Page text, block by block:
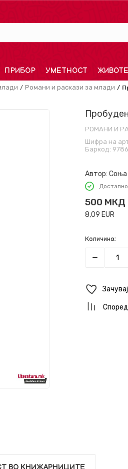
ПРИБОР УМЕТНОСТ
Романи и раскази за млади
РОМАНИ И
Шифра на
Баркод:
Автор: Соња
500 МКД
8,09 EUR
Количина: